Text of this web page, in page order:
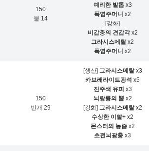
150
불 14
예리한 발톱x3
폭염주머니 x2
[강화]
비갑충의 견갑각x2
그라시스메탈x2
폭염주머니 x2
150
번개 29
[생산] 그라시스메탈x3
카브레라이트광석 x5
진주색 유피 x3
뇌랑룡의 뿔x2
[강화] 그라시스메탈x2
수상한 이빨+ x2
몬스터의 농즙x2
초전뇌광충 x3